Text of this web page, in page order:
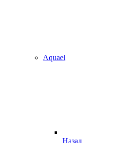
Aquael
Назад